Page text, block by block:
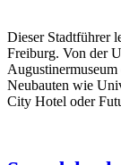
Dieser Stadtführer
Freiburg. Von der
Neubauten wie
City Hotel oder